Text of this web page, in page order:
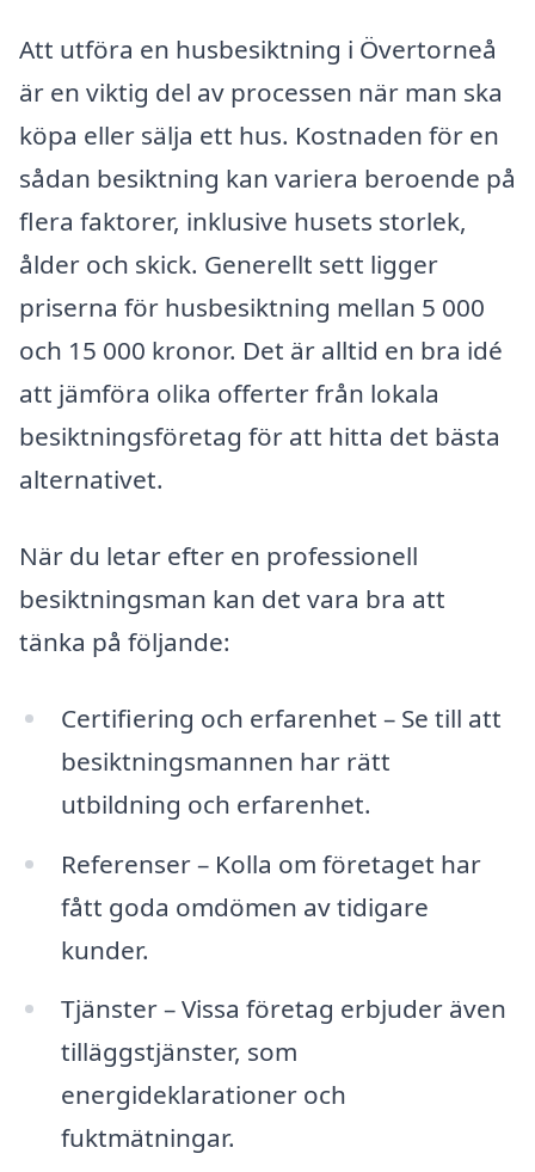
Att utföra en husbesiktning i Övertorneå
är en viktig del av processen när man ska
köpa eller sälja ett hus. Kostnaden för en
sådan besiktning kan variera beroende på
flera faktorer, inklusive husets storlek,
ålder och skick. Generellt sett ligger
priserna för husbesiktning mellan 5 000
och 15 000 kronor. Det är alltid en bra idé
att jämföra olika offerter från lokala
besiktningsföretag för att hitta det bästa
alternativet.
När du letar efter en professionell
besiktningsman kan det vara bra att
tänka på följande:
Certifiering och erfarenhet – Se till att
besiktningsmannen har rätt
utbildning och erfarenhet.
Referenser – Kolla om företaget har
fått goda omdömen av tidigare
kunder.
Tjänster – Vissa företag erbjuder även
tilläggstjänster, som
energideklarationer och
fuktmätningar.